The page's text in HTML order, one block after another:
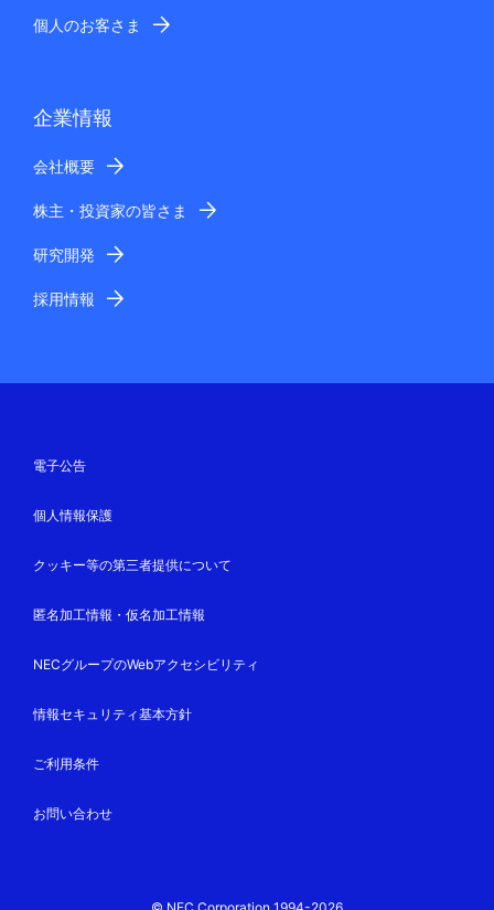
個人のお客さま
企業情報
会社概要
株主・投資家の皆さま
研究開発
採用情報
電子公告
個人情報保護
クッキー等の第三者提供について
匿名加工情報・仮名加工情報
NECグループのWebアクセシビリティ
情報セキュリティ基本方針
ご利用条件
お問い合わせ